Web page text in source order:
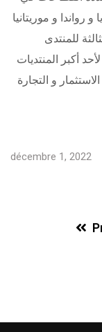
رواندا و موريتانيا
للمنتدى
أكبر المنتديات
و التجارة
décembre 1, 2022